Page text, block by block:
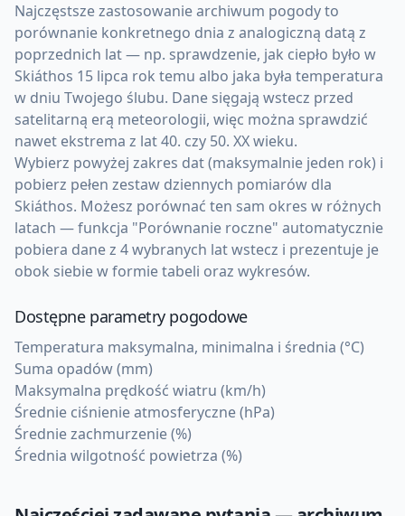
Najczęstsze zastosowanie archiwum pogody to
porównanie konkretnego dnia z analogiczną datą z
poprzednich lat — np. sprawdzenie, jak ciepło było w
Skiáthos 15 lipca rok temu albo jaka była temperatura
w dniu Twojego ślubu. Dane sięgają wstecz przed
satelitarną erą meteorologii, więc można sprawdzić
nawet ekstrema z lat 40. czy 50. XX wieku.
Wybierz powyżej zakres dat (maksymalnie jeden rok) i
pobierz pełen zestaw dziennych pomiarów dla
Skiáthos. Możesz porównać ten sam okres w różnych
latach — funkcja "Porównanie roczne" automatycznie
pobiera dane z 4 wybranych lat wstecz i prezentuje je
obok siebie w formie tabeli oraz wykresów.
Dostępne parametry pogodowe
Temperatura maksymalna, minimalna i średnia (°C)
Suma opadów (mm)
Maksymalna prędkość wiatru (km/h)
Średnie ciśnienie atmosferyczne (hPa)
Średnie zachmurzenie (%)
Średnia wilgotność powietrza (%)